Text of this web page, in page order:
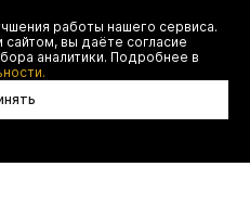
и хранение моих
телефон) для получения
рассылок от ООО 'БТ
с
работы нашего сервиса.
вы даёте согласие
аналитики. Подробнее в